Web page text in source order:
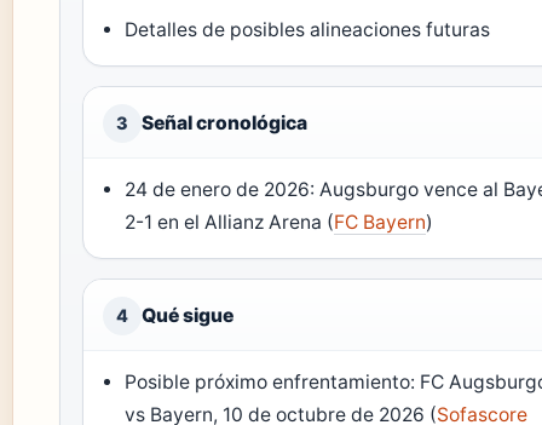
Detalles de posibles alineaciones futuras
3 Señal cronológica
24 de enero de 2026: Augsburgo vence al
2-1 en el Allianz Arena (FC Bayern)
4 Qué sigue
Posible próximo enfrentamiento: FC
vs Bayern, 10 de octubre de 2026 (Sofascore